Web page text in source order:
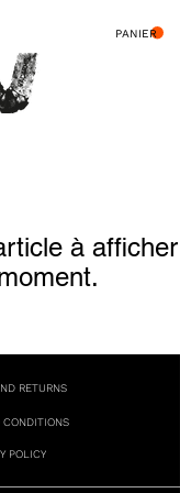
PANIER
à afficher
RETURNS
CONDITIONS
POLICY